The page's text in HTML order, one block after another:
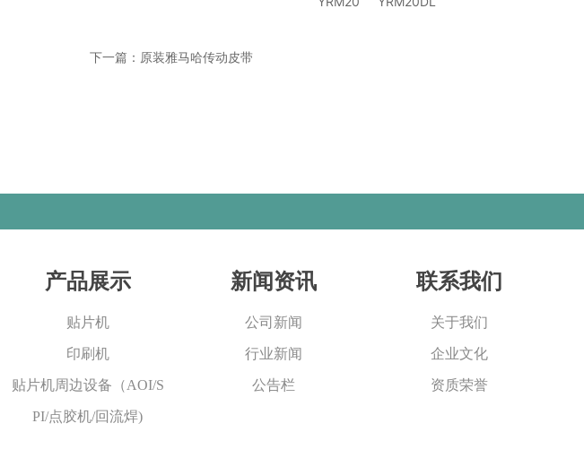
下一篇：原装雅马哈传动皮带
产品展示
贴片机
印刷机
贴片机周边设备（AOI/S
PI/点胶机/回流焊)
新闻资讯
公司新闻
行业新闻
公告栏
联系我们
关于我们
企业文化
资质荣誉